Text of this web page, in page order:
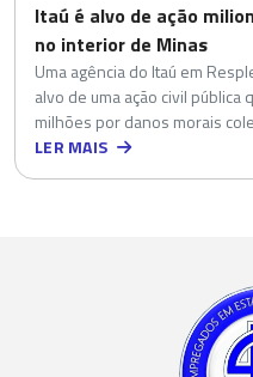
Itaú é alvo de ação
no interior de Minas
Uma agência do Itaú em
alvo de uma ação civil
milhões por danos morais
LER MAIS